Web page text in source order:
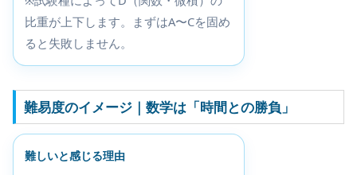
比重が上下します。まずはA〜Cを固め
ると失敗しません。
難易度のイメージ｜数学は「時間との勝負」
難しいと感じる理由